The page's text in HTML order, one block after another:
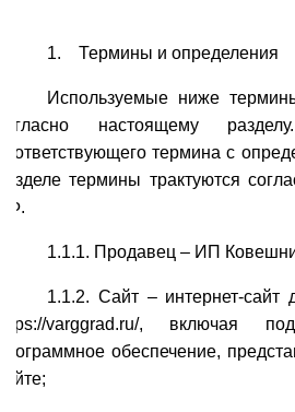
1. Термины и определения
Используемые ниже
настоящему
термина с
термины трактуются
1.1.1. Продавец – ИП
1.1.2. Сайт – интернет-сайт
varggrad.ru/, включая
обеспечение,